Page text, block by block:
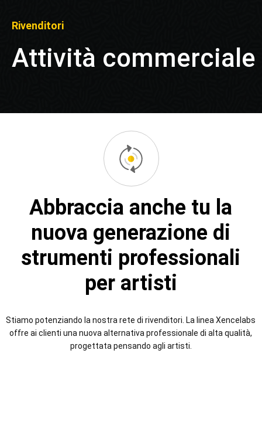
Rivenditori
Attività commerciale
Abbraccia anche tu la
nuova generazione di
strumenti professionali
per artisti
Stiamo potenziando la nostra rete di rivenditori. La linea Xencelabs
offre ai clienti una nuova alternativa professionale di alta qualità,
progettata pensando agli artisti.